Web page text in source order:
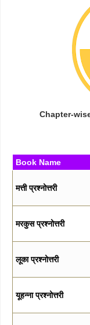
Chapter-
Book Name
मत्ती प्रश्नोत्तरी
मरकुस प्रश्नोत्तरी
लूका प्रश्नोत्तरी
यूहन्ना प्रश्नोत्तरी